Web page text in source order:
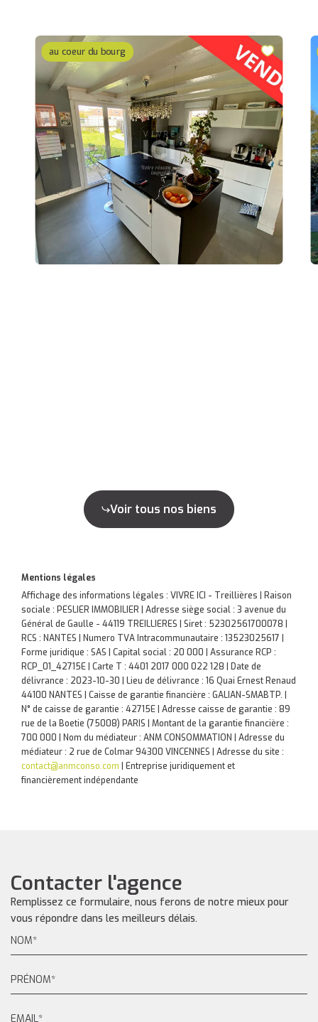
au coeur du bourg
Voir tous nos biens
Mentions légales
Affichage des informations légales : VIVRE ICI - Treillières | Raison
sociale : PESLIER IMMOBILIER | Adresse siège social : 3 avenue du
Général de Gaulle - 44119 TREILLIERES | Siret : 52302561700078 |
RCS : NANTES | Numero TVA Intracommunautaire : 13523025617 |
Forme juridique : SAS | Capital social : 20 000 | Assurance RCP :
RCP_01_42715E | Carte T : 4401 2017 000 022 128 | Date de
délivrance : 2023-10-30 | Lieu de délivrance : 16 Quai Ernest Renaud
44100 NANTES | Caisse de garantie financière : GALIAN-SMABTP. |
N° de caisse de garantie : 42715E | Adresse caisse de garantie : 89
rue de la Boetie (75008) PARIS | Montant de la garantie financière :
700 000 | Nom du médiateur : ANM CONSOMMATION | Adresse du
médiateur : 2 rue de Colmar 94300 VINCENNES | Adresse du site :
contact@anmconso.com
Entreprise juridiquement et
financièrement indépendante
Contacter l'agence
Remplissez ce formulaire, nous ferons de notre mieux pour
vous répondre dans les meilleurs délais.